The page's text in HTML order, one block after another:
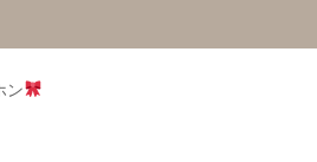
ン